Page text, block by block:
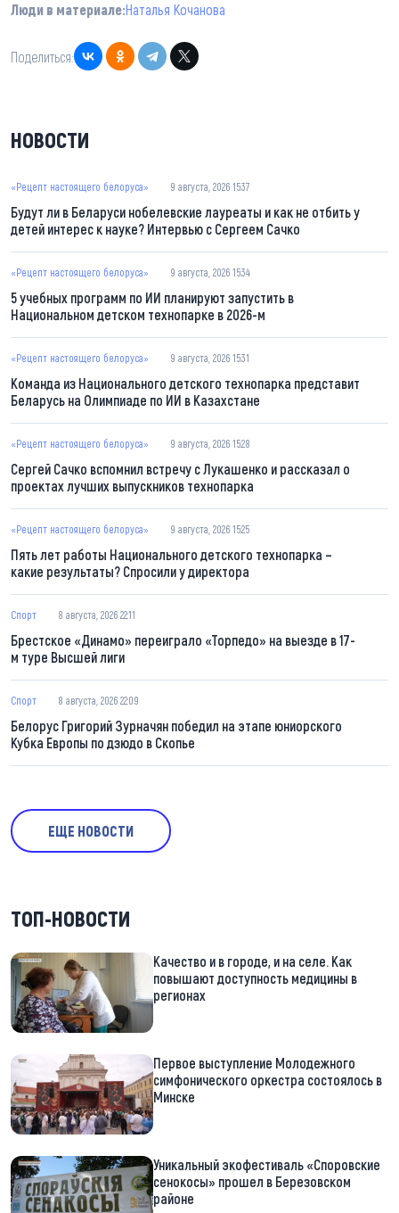
Люди в материале:Наталья Кочанова
Поделиться:
НОВОСТИ
«Рецепт настоящего белоруса» 9 августа, 2026 15:37
Будут ли в Беларуси нобелевские лауреаты и как не отбить у
детей интерес к науке? Интервью с Сергеем Сачко
«Рецепт настоящего белоруса» 9 августа, 2026 15:34
5 учебных программ по ИИ планируют запустить в
Национальном детском технопарке в 2026-м
«Рецепт настоящего белоруса» 9 августа, 2026 15:31
Команда из Национального детского технопарка представит
Беларусь на Олимпиаде по ИИ в Казахстане
«Рецепт настоящего белоруса» 9 августа, 2026 15:28
Сергей Сачко вспомнил встречу с Лукашенко и рассказал о
проектах лучших выпускников технопарка
«Рецепт настоящего белоруса» 9 августа, 2026 15:25
Пять лет работы Национального детского технопарка –
какие результаты? Спросили у директора
Спорт 8 августа, 2026 22:11
Брестское «Динамо» переиграло «Торпедо» на выезде в 17-
м туре Высшей лиги
Спорт 8 августа, 2026 22:09
Белорус Григорий Зурначян победил на этапе юниорского
Кубка Европы по дзюдо в Скопье
ЕЩЕ НОВОСТИ
ТОП-НОВОСТИ
Качество и в городе, и на селе. Как
повышают доступность медицины в
регионах
Первое выступление Молодежного
симфонического оркестра состоялось в
Минске
Уникальный экофестиваль «Споровские
сенокосы» прошел в Березовском
районе